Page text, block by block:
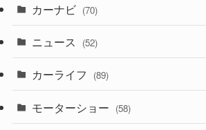
(50)
(43)
(6)
(9)
(58)
(28)
(27)
(26)
(1) (5)
カーナビ (70)
ニュース (52)
カーライフ (89)
モーターショー (58)